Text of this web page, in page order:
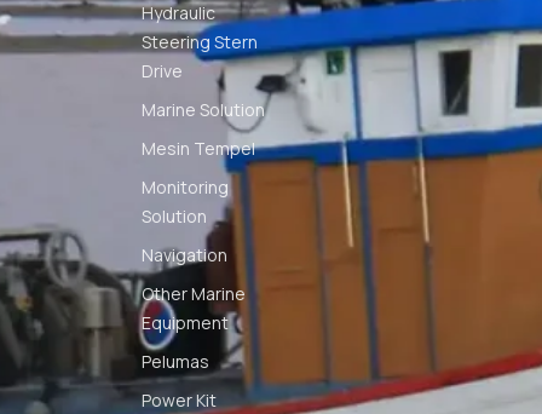
Hydraulic
Steering Stern
Drive
Marine Solution
Mesin Tempel
Monitoring
Solution
Navigation
Other Marine
Equipment
Pelumas
Power Kit